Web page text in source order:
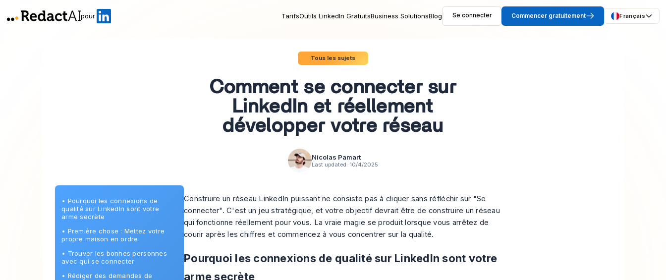
pour TarifsOutils LinkedIn GratuitsBusiness SolutionsBlog Se connecter Commencer gratuitement Français
Tous les sujets
Comment se connecter sur
LinkedIn et réellement
développer votre réseau
Nicolas Pamart
Last updated: 10/4/2025
• Pourquoi les connexions de
qualité sur LinkedIn sont votre
arme secrète
• Première chose : Mettez votre
propre maison en ordre
• Trouver les bonnes personnes
avec qui se connecter
• Rédiger des demandes de
Construire un réseau LinkedIn puissant ne consiste pas à cliquer sans réfléchir sur "Se
connecter". C'est un jeu stratégique, et votre objectif devrait être de construire un réseau
quifonctionne réellement pour vous. La vraie magie se produit lorsque vous arrêtez de
courir après les chiffres et commencez à vous concentrer sur la qualité.
Pourquoi les connexions de qualité sur LinkedIn sont votre
arme secrète